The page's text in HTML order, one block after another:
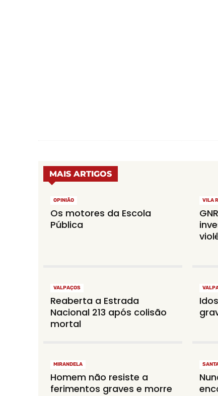
MAIS ARTIGOS
OPINIÃO
Os motores da Escola
Pública
VILA
VALPAÇOS
Reaberta a Estrada
Nacional 213 após colisão
mortal
MIRANDELA
Homem não resiste a
ferimentos graves e morre